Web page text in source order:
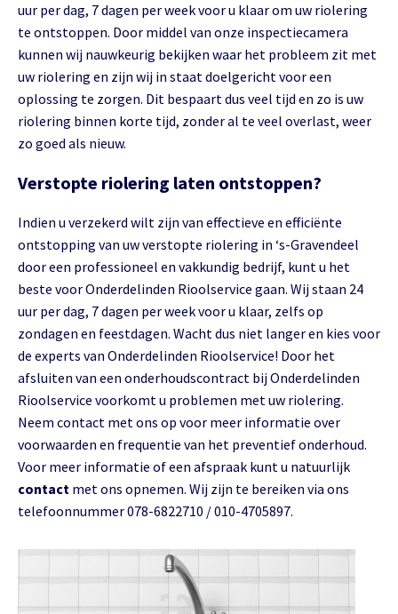
uur per dag, 7 dagen per week voor u klaar om uw riolering
te ontstoppen. Door middel van onze inspectiecamera
kunnen wij nauwkeurig bekijken waar het probleem zit met
uw riolering en zijn wij in staat doelgericht voor een
oplossing te zorgen. Dit bespaart dus veel tijd en zo is uw
riolering binnen korte tijd, zonder al te veel overlast, weer
zo goed als nieuw.
Verstopte riolering laten ontstoppen?
Indien u verzekerd wilt zijn van effectieve en efficiënte
ontstopping van uw verstopte riolering in ‘s-Gravendeel
door een professioneel en vakkundig bedrijf, kunt u het
beste voor Onderdelinden Rioolservice gaan. Wij staan 24
uur per dag, 7 dagen per week voor u klaar, zelfs op
zondagen en feestdagen. Wacht dus niet langer en kies voor
de experts van Onderdelinden Rioolservice! Door het
afsluiten van een onderhoudscontract bij Onderdelinden
Rioolservice voorkomt u problemen met uw riolering.
Neem contact met ons op voor meer informatie over
voorwaarden en frequentie van het preventief onderhoud.
Voor meer informatie of een afspraak kunt u natuurlijk
contact met ons opnemen. Wij zijn te bereiken via ons
telefoonnummer 078-6822710 / 010-4705897.